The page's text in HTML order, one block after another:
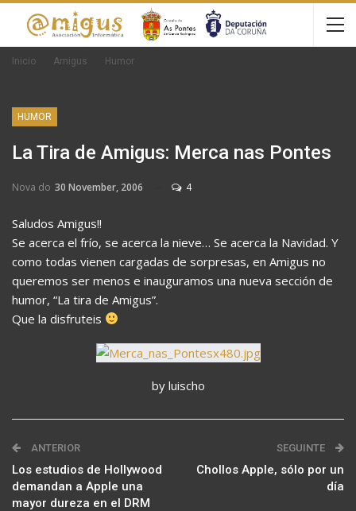
Inicio Amigus Humor
HUMOR
La Tira de Amigus: Merca nas Pontes
Nova do 30 November, 2006 4
Saludos Amigus!!
Se acerca el frío, se acerca la nieve… Se acerca la Navidad. Y
como todas vienen cargadas de sorpresas, en Amigus no
queremos ser menos e inauguramos una nueva sección de
humor, “La tira de Amigus”.
Que la disfruteis
by luischo
ANTERIOR
Los estudios de Hollywood
demandan a Apple una
mayor dureza en el DRM
SEGUINTE
Chollos Apple, sólo por un
día